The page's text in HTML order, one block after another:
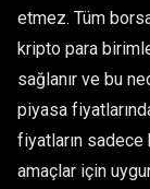
etmez. Tüm
kripto para
sağlanır ve bu
piyasa
fiyatların
amaçlar için